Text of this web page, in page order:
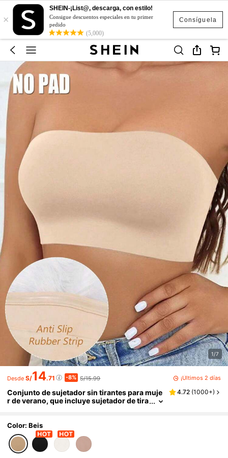
Consíguela
×
SHEIN-¡List@, descarga, con estilo!
Consigue descuentos especiales en tu primer
pedido
(5,000)
1/7
Desde S/14.71 -8% S/15.99 ¡Últimos 2 días
Conjunto de sujetador sin tirantes para muje
r de verano, que incluye sujetador de tira
4.72 (1000+)
Color: Beis